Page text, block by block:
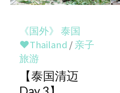
《国外》 泰国
♥Thailand /亲子
旅游
【泰国清迈